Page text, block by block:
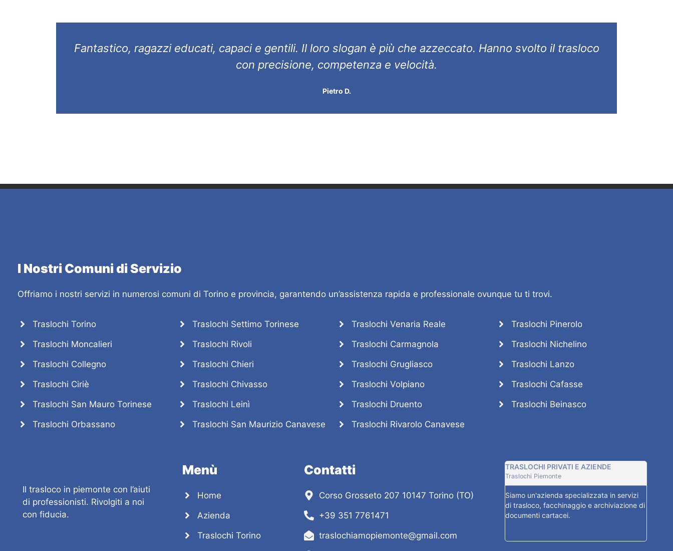
Fantastico, ragazzi educati, capaci e gentili. Il loro slogan è più che azzeccato. Hanno svolto il trasloco
con precisione, competenza e velocità.
Pietro D.
I Nostri Comuni di Servizio
Offriamo i nostri servizi in numerosi comuni di Torino e provincia, garantendo un’assistenza rapida e professionale ovunque tu ti trovi.
Traslochi Torino
Traslochi Moncalieri
Traslochi Collegno
Traslochi Ciriè
Traslochi San Mauro Torinese
Traslochi Orbassano
Traslochi Settimo Torinese
Traslochi Rivoli
Traslochi Chieri
Traslochi Chivasso
Traslochi Leinì
Traslochi San Maurizio Canavese
Traslochi Venaria Reale
Traslochi Carmagnola
Traslochi Grugliasco
Traslochi Volpiano
Traslochi Druento
Traslochi Rivarolo Canavese
Traslochi Pinerolo
Traslochi Nichelino
Traslochi Lanzo
Traslochi Cafasse
Traslochi Beinasco
Il trasloco in piemonte con l’aiuti
di professionisti. Rivolgiti a noi
con fiducia.
Menù
Home
Azienda
Traslochi Torino
Contatti
Corso Grosseto 207 10147 Torino (TO)
+39 351 7761471
traslochiamopiemonte@gmail.com
TRASLOCHI PRIVATI E AZIENDE
Traslochi Piemonte
Siamo un'azienda specializzata in servizi
di trasloco, facchinaggio e archiviazione di
documenti cartacei.